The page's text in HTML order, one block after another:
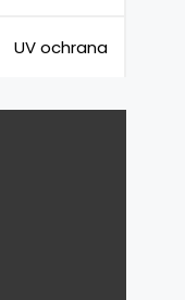
UV ochrana